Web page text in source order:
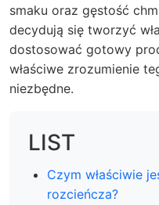
smaku oraz gęstość
decydują się tworzyć
dostosować gotowy
właściwe zrozumienie
niezbędne.
LIST
Czym właściwie
rozcieńcza?